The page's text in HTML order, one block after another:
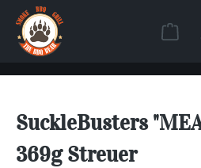
Zum Hauptinhalt springen
SuckleBusters
369g Streuer